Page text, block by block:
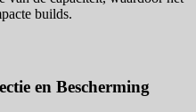
builds.
en Bescherming